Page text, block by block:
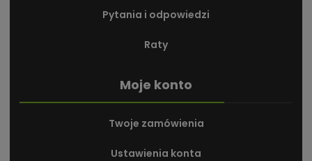
Pytania i odpowiedzi
Raty
Moje konto
Twoje zamówienia
Ustawienia konta